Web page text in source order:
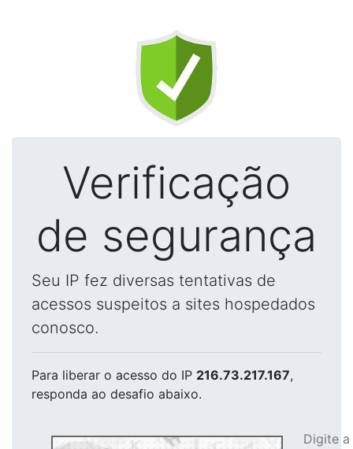
Verificação
de segurança
Seu IP fez diversas tentativas de
acessos suspeitos a sites hospedados
conosco.
Para liberar o acesso do IP 216.73.217.167,
responda ao desafio abaixo.
Digite